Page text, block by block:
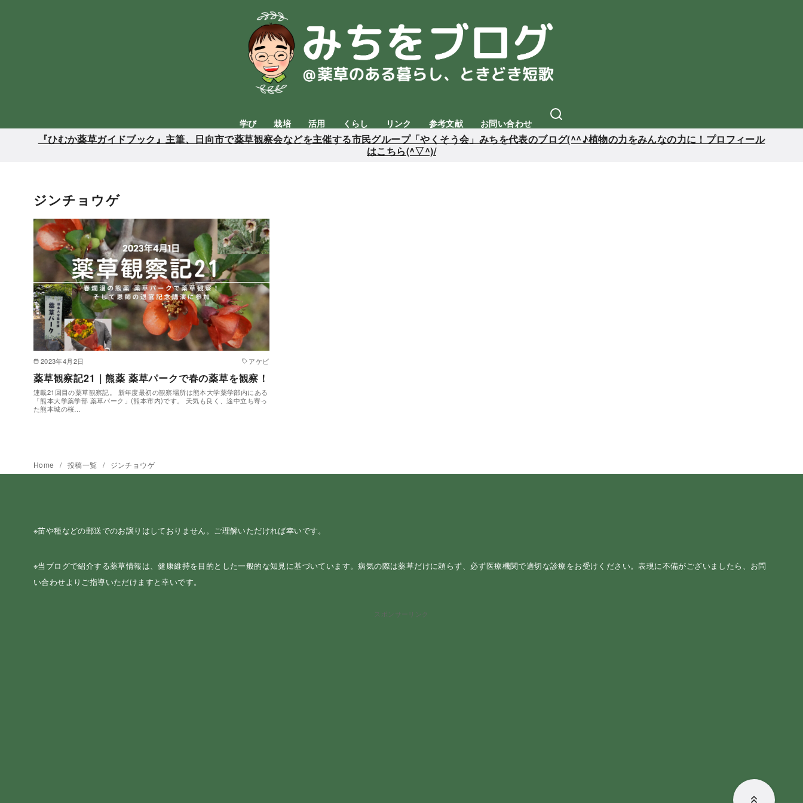
学び 栽培 活用 くらし リンク 参考文献 お問い合わせ
『ひむか薬草ガイドブック』主筆、日向市で薬草観察会などを主催する市民グループ「やくそう会」みちを代表のブログ(^^♪植物の力をみんなの力に！プロフィール
はこちら(^▽^)/
ジンチョウゲ
2023年4月2日 アケビ
薬草観察記21｜熊薬 薬草パークで春の薬草を観察！
連載21回目の薬草観察記。 新年度最初の観察場所は熊本大学薬学部内にある
「熊本大学薬学部 薬草パーク」(熊本市内)です。 天気も良く、途中立ち寄っ
た熊本城の桜…
Home 投稿一覧 ジンチョウゲ
※苗や種などの郵送でのお譲りはしておりません。ご理解いただければ幸いです。
※当ブログで紹介する薬草情報は、健康維持を目的とした一般的な知見に基づいています。病気の際は薬草だけに頼らず、必ず医療機関で適切な診療をお受けください。表現に不備がございましたら、お問
い合わせよりご指導いただけますと幸いです。
スポンサーリンク